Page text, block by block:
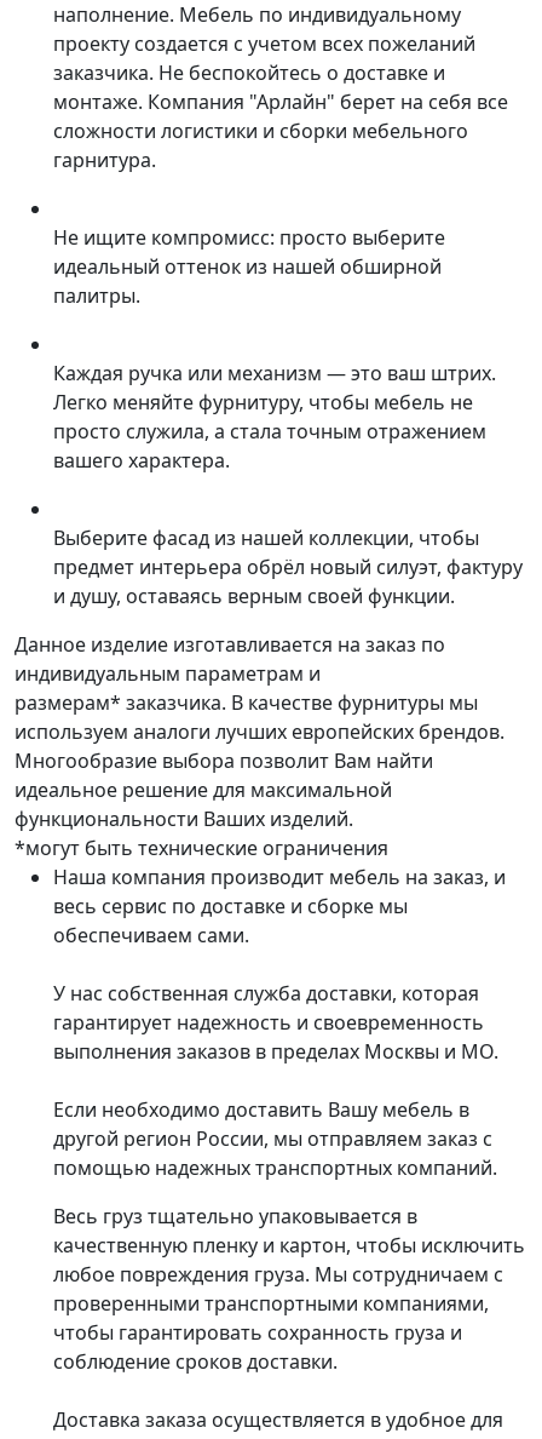
наполнение. Мебель по индивидуальному
проекту создается с учетом всех пожеланий
заказчика. Не беспокойтесь о доставке и
монтаже. Компания "Арлайн" берет на себя все
сложности логистики и сборки мебельного
гарнитура.
Не ищите компромисс: просто выберите
идеальный оттенок из нашей обширной
палитры.
Каждая ручка или механизм — это ваш штрих.
Легко меняйте фурнитуру, чтобы мебель не
просто служила, а стала точным отражением
вашего характера.
Выберите фасад из нашей коллекции, чтобы
предмет интерьера обрёл новый силуэт, фактуру
и душу, оставаясь верным своей функции.
Данное изделие изготавливается на заказ по
индивидуальным параметрам и
размерам* заказчика. В качестве фурнитуры мы
используем аналоги лучших европейских брендов.
Многообразие выбора позволит Вам найти
идеальное решение для максимальной
функциональности Ваших изделий.
*могут быть технические ограничения
Наша компания производит мебель на заказ, и
весь сервис по доставке и сборке мы
обеспечиваем сами.
У нас собственная служба доставки, которая
гарантирует надежность и своевременность
выполнения заказов в пределах Москвы и МО.
Если необходимо доставить Вашу мебель в
другой регион России, мы отправляем заказ с
помощью надежных транспортных компаний.
Весь груз тщательно упаковывается в
качественную пленку и картон, чтобы исключить
любое повреждения груза. Мы сотрудничаем с
проверенными транспортными компаниями,
чтобы гарантировать сохранность груза и
соблюдение сроков доставки.
Доставка заказа осуществляется в удобное для